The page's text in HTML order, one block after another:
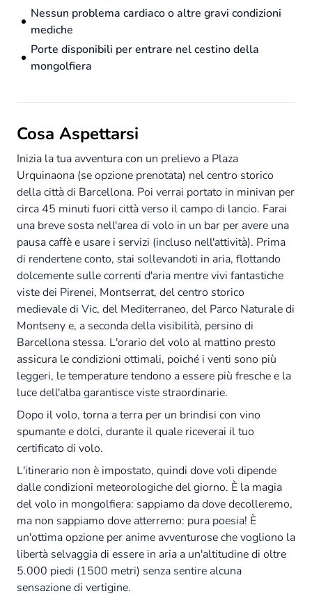
Nessun problema cardiaco o altre gravi condizioni
mediche
Porte disponibili per entrare nel cestino della
mongolfiera
Cosa Aspettarsi
Inizia la tua avventura con un prelievo a Plaza
Urquinaona (se opzione prenotata) nel centro storico
della città di Barcellona. Poi verrai portato in minivan per
circa 45 minuti fuori città verso il campo di lancio. Farai
una breve sosta nell'area di volo in un bar per avere una
pausa caffè e usare i servizi (incluso nell'attività). Prima
di rendertene conto, stai sollevandoti in aria, flottando
dolcemente sulle correnti d'aria mentre vivi fantastiche
viste dei Pirenei, Montserrat, del centro storico
medievale di Vic, del Mediterraneo, del Parco Naturale di
Montseny e, a seconda della visibilità, persino di
Barcellona stessa. L'orario del volo al mattino presto
assicura le condizioni ottimali, poiché i venti sono più
leggeri, le temperature tendono a essere più fresche e la
luce dell'alba garantisce viste straordinarie.
Dopo il volo, torna a terra per un brindisi con vino
spumante e dolci, durante il quale riceverai il tuo
certificato di volo.
L'itinerario non è impostato, quindi dove voli dipende
dalle condizioni meteorologiche del giorno. È la magia
del volo in mongolfiera: sappiamo da dove decolleremo,
ma non sappiamo dove atterremo: pura poesia! È
un'ottima opzione per anime avventurose che vogliono la
libertà selvaggia di essere in aria a un'altitudine di oltre
5.000 piedi (1500 metri) senza sentire alcuna
sensazione di vertigine.